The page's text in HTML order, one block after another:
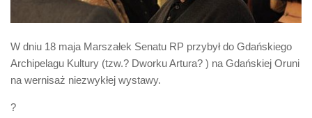
Fundacja Jacka Kaczmarskiego
Fundacja Batorego
W dniu 18 maja Marszałek Senatu RP przybył do Gdańskiego
Archipelagu Kultury (tzw.? Dworku Artura? ) na Gdańskiej Oruni
na wernisaż niezwykłej wystawy.
?